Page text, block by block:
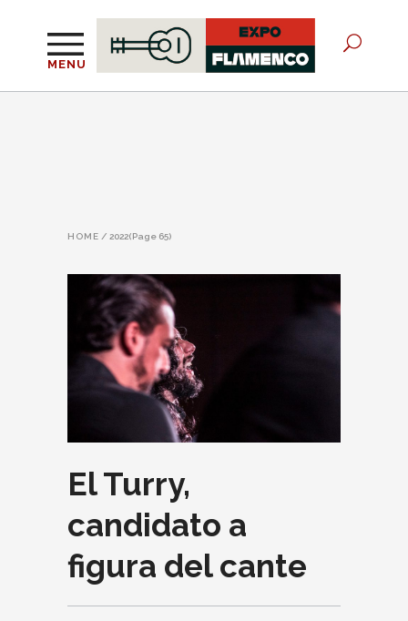
MENU
HOME / 2022(Page 65)
El Turry,
candidato a
figura del cante